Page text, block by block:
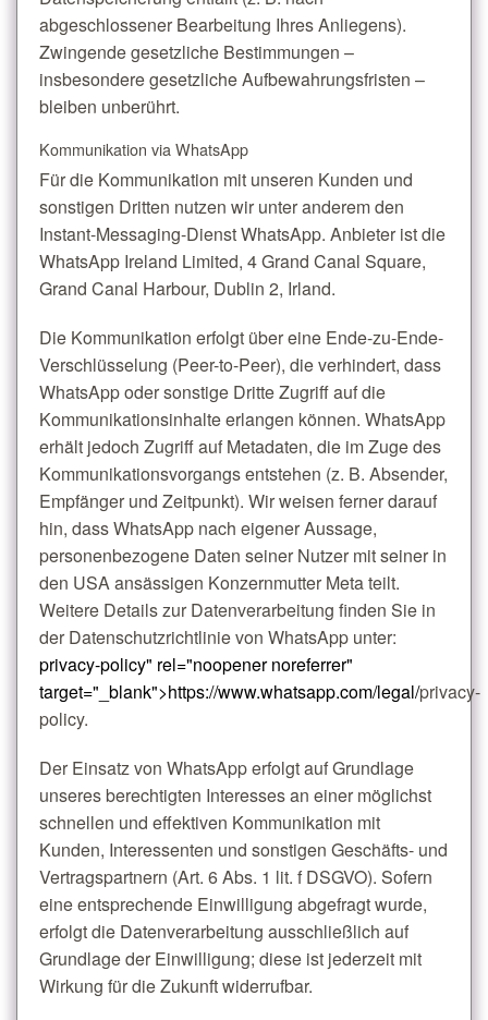
abgeschlossener Bearbeitung Ihres Anliegens).
Zwingende gesetzliche Bestimmungen –
insbesondere gesetzliche Aufbewahrungsfristen –
bleiben unberührt.
Kommunikation via WhatsApp
Für die Kommunikation mit unseren Kunden und
sonstigen Dritten nutzen wir unter anderem den
Instant-Messaging-Dienst WhatsApp. Anbieter ist die
WhatsApp Ireland Limited, 4 Grand Canal Square,
Grand Canal Harbour, Dublin 2, Irland.
Die Kommunikation erfolgt über eine Ende-zu-Ende-
Verschlüsselung (Peer-to-Peer), die verhindert, dass
WhatsApp oder sonstige Dritte Zugriff auf die
Kommunikationsinhalte erlangen können. WhatsApp
erhält jedoch Zugriff auf Metadaten, die im Zuge des
Kommunikationsvorgangs entstehen (z. B. Absender,
Empfänger und Zeitpunkt). Wir weisen ferner darauf
hin, dass WhatsApp nach eigener Aussage,
personenbezogene Daten seiner Nutzer mit seiner in
den USA ansässigen Konzernmutter Meta teilt.
Weitere Details zur Datenverarbeitung finden Sie in
der Datenschutzrichtlinie von WhatsApp unter:
privacy-policy" rel="noopener noreferrer"
target="_blank">https://www.whatsapp.com/legal/privacy-
policy.
Der Einsatz von WhatsApp erfolgt auf Grundlage
unseres berechtigten Interesses an einer möglichst
schnellen und effektiven Kommunikation mit
Kunden, Interessenten und sonstigen Geschäfts- und
Vertragspartnern (Art. 6 Abs. 1 lit. f DSGVO). Sofern
eine entsprechende Einwilligung abgefragt wurde,
erfolgt die Datenverarbeitung ausschließlich auf
Grundlage der Einwilligung; diese ist jederzeit mit
Wirkung für die Zukunft widerrufbar.